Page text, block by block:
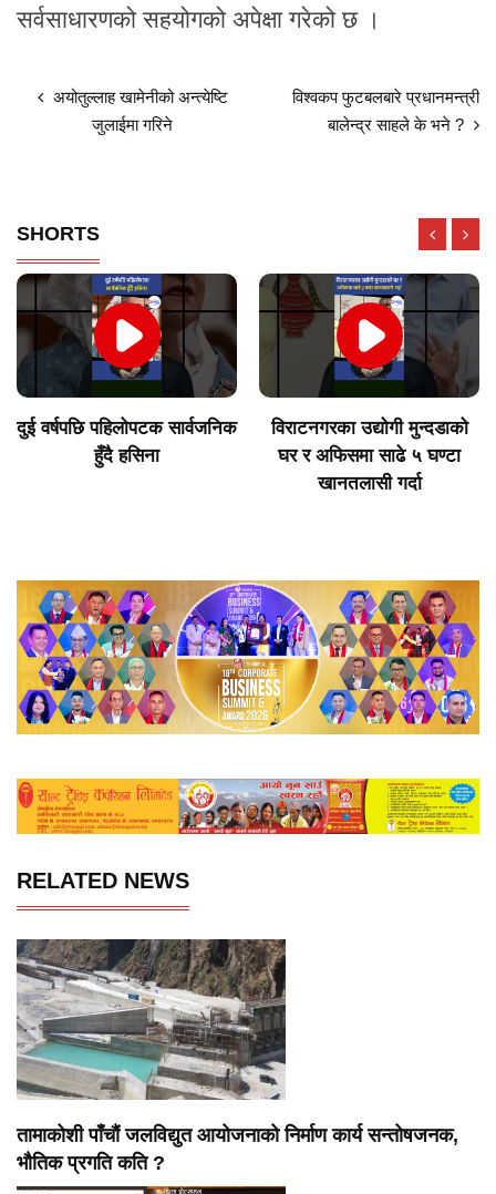
सर्वसाधारणको सहयोगको अपेक्षा गरेको छ ।
अयोतुल्लाह खामेनीको अन्त्येष्टि
जुलाईमा गरिने
विश्वकप फुटबलबारे प्रधानमन्त्री
बालेन्द्र साहले के भने ?
SHORTS
दुई वर्षपछि पहिलोपटक सार्वजनिक
हुँदै हसिना
विराटनगरका उद्योगी मुन्दडाको
घर र अफिसमा साढे ५ घण्टा
खानतलासी गर्दा
RELATED NEWS
तामाकोशी पाँचौं जलविद्युत आयोजनाको निर्माण कार्य सन्तोषजनक,
भौतिक प्रगति कति ?